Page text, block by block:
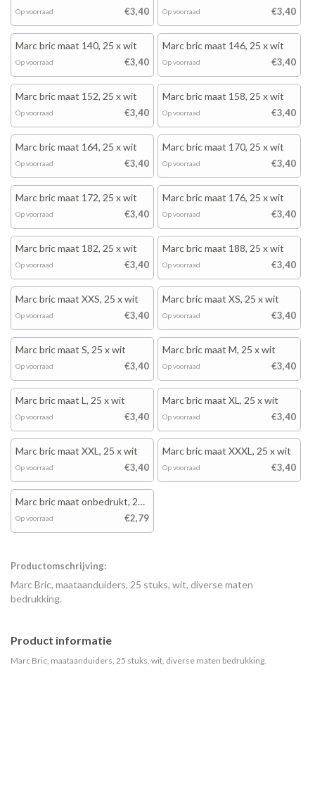
€3,40
Op voorraad €3,40
Op voorraad
Marc bric maat 140, 25 x wit
€3,40
Op voorraad
Marc bric maat 146, 25 x wit
€3,40
Op voorraad
Marc bric maat 152, 25 x wit
€3,40
Op voorraad
Marc bric maat 158, 25 x wit
€3,40
Op voorraad
Marc bric maat 164, 25 x wit
€3,40
Op voorraad
Marc bric maat 170, 25 x wit
€3,40
Op voorraad
Marc bric maat 172, 25 x wit
€3,40
Op voorraad
Marc bric maat 176, 25 x wit
€3,40
Op voorraad
Marc bric maat 182, 25 x wit
€3,40
Op voorraad
Marc bric maat 188, 25 x wit
€3,40
Op voorraad
Marc bric maat XXS, 25 x wit
€3,40
Op voorraad
Marc bric maat XS, 25 x wit
€3,40
Op voorraad
Marc bric maat S, 25 x wit
€3,40
Op voorraad
Marc bric maat M, 25 x wit
€3,40
Op voorraad
Marc bric maat L, 25 x wit
€3,40
Op voorraad
Marc bric maat XL, 25 x wit
€3,40
Op voorraad
Marc bric maat XXL, 25 x wit
€3,40
Op voorraad
Marc bric maat XXXL, 25 x wit
€3,40
Op voorraad
Marc bric maat onbedrukt, 25
x wit
€2,79
Op voorraad
Productomschrijving:
Marc Bric, maataanduiders, 25 stuks, wit, diverse maten
bedrukking.
Product informatie
Marc Bric, maataanduiders, 25 stuks, wit, diverse maten bedrukking.